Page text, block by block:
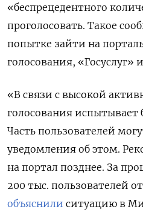
«беспрецедентного
проголосовать. Такое
попытке зайти на
голосования, «Госуслуг»
«В связи с высокой
голосования испытывает
Часть пользователей
уведомления об этом.
на портал позднее. За
200 тыс. пользователей
объяснили ситуацию в